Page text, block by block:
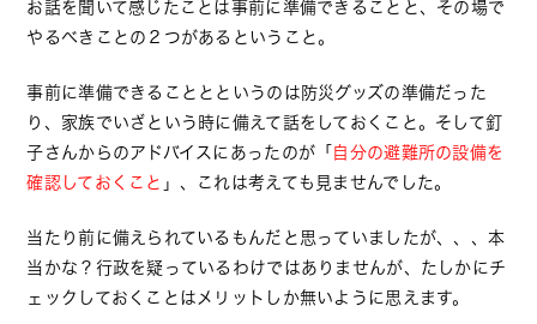
お話を聞いて感じたことは事前に準備できることと、その場で
やるべきことの２つがあるということ。
事前に準備できることとというのは防災グッズの準備だった
り、家族でいざという時に備えて話をしておくこと。そして釘
子さんからのアドバイスにあったのが「 自分の避難所の設備を
確認しておくこと 」、これは考えても見ませんでした。
当たり前に備えられているもんだと思っていましたが、、、本
当かな？行政を疑っているわけではありませんが、たしかにチ
ェックしておくことはメリットしか無いように思えます。